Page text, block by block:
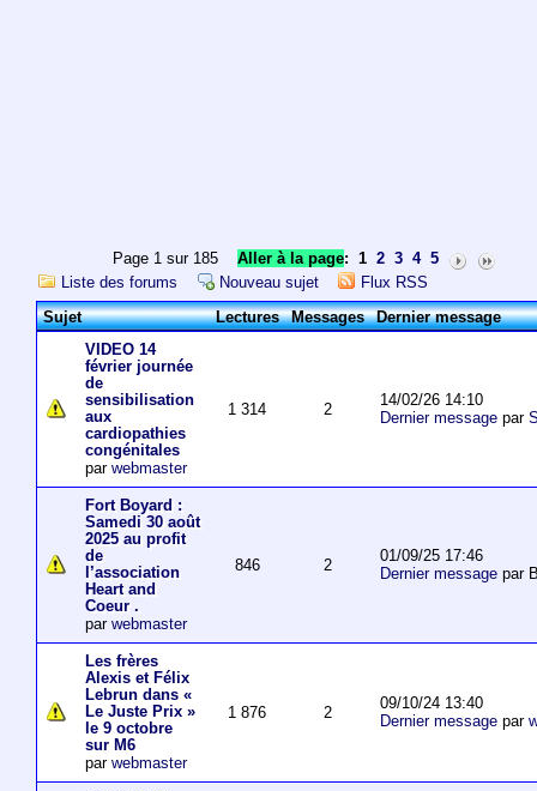
Page 1 sur 185Aller à la page: 1 2 3 4 5
Liste des forums
Nouveau sujet
Flux RSS
Sujet
Lectures Messages Dernier message
VIDEO 14
février journée
de
sensibilisation
aux
cardiopathies
congénitales
par webmaster
1 314 2
14/02/26 14:10
Dernier messagepar
Fort Boyard :
Samedi 30 août
2025 au profit
de
l’association
Heart and
Coeur .
par webmaster
846 2
01/09/25 17:46
Dernier messagepar
Les frères
Alexis et Félix
Lebrun dans «
Le Juste Prix »
le 9 octobre
sur M6
par webmaster
1 876 2
09/10/24 13:40
Dernier messagepar